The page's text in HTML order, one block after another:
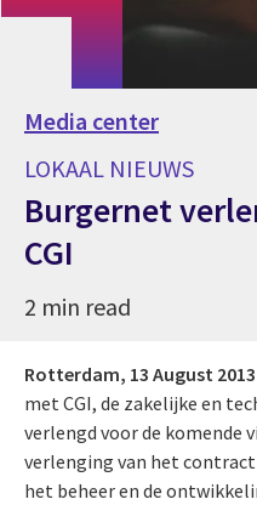
Media center
LOKAAL NIEUWS
Burgernet
CGI
2 min read
Rotterdam, 13 August 2013
met CGI, de zakelijke en
verlengd voor de komende
verlenging van het
het beheer en de